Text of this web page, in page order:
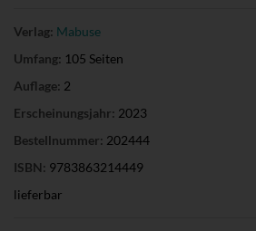
Verlag: Mabuse
Umfang: 105 Seiten
Auflage: 2
Erscheinungsjahr: 2023
Bestellnummer: 202444
ISBN: 9783863214449
lieferbar